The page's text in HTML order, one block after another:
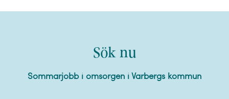
Sök nu
Sommarjobb i omsorgen i Varbergs kommun